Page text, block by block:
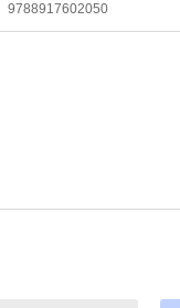
9788917602050